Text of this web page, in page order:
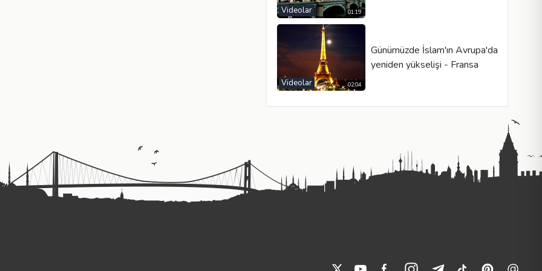
01:19
Videolar
02:04
Videolar
Günümüzde İslam'ın Avrupa'da
yeniden yükselişi - Fransa
Endülüs İslam Devleti'nin Avrupa medeniyeti üzerindeki dönüştürücü etkisi ele alınmaktadır. Kur'an ahlakının sağladığı
farklı inançların huzur içinde yaşadığı bir yapıya sahipti.
modern Avrupa biliminin temellerini atmışlardır.
Avrupa'sının en parlak kültür merkezi konumundaydı.
ilham alarak inşa ettikleri yüksek sanat anlayışını yansıtır.